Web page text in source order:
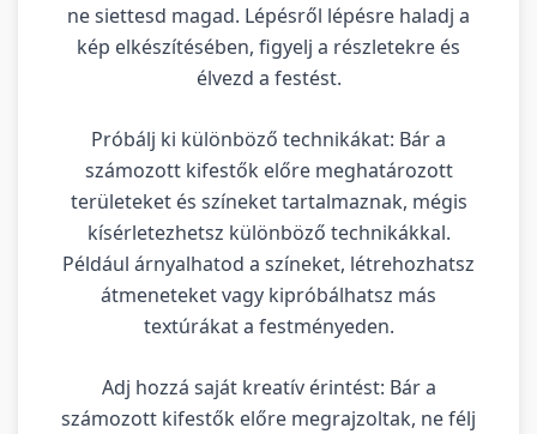
ne siettesd magad. Lépésről lépésre haladj a
kép elkészítésében, figyelj a részletekre és
élvezd a festést.
Próbálj ki különböző technikákat: Bár a
számozott kifestők előre meghatározott
területeket és színeket tartalmaznak, mégis
kísérletezhetsz különböző technikákkal.
Például árnyalhatod a színeket, létrehozhatsz
átmeneteket vagy kipróbálhatsz más
textúrákat a festményeden.
Adj hozzá saját kreatív érintést: Bár a
számozott kifestők előre megrajzoltak, ne félj